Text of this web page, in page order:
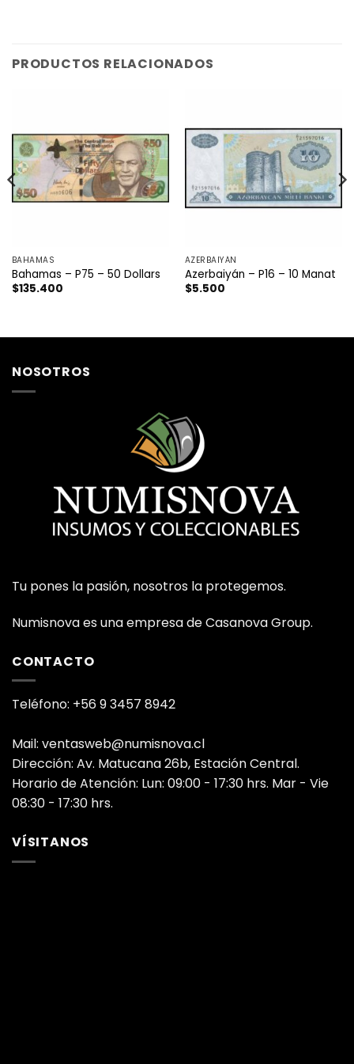
PRODUCTOS RELACIONADOS
BAHAMAS
Bahamas – P75 – 50 Dollars
$135.400
AZERBAIYÁN
Azerbaiyán – P16 – 10 Manat
$5.500
NOSOTROS
Tu pones la pasión, nosotros la protegemos.
Numisnova es una empresa de Casanova Group.
CONTACTO
Teléfono: +56 9 3457 8942
Mail: ventasweb@numisnova.cl
Dirección: Av. Matucana 26b, Estación Central.
Horario de Atención: Lun: 09:00 - 17:30 hrs. Mar - Vie
08:30 - 17:30 hrs.
VÍSITANOS